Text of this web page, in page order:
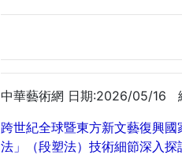
中華藝術網 日期:2026/05/16
跨世紀全球暨東方新文藝復興
法」（段塑法）技術細節深入探